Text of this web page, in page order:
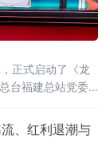
正式启动了《龙
台福建总站党委
中央电视台财经
、红利退潮与